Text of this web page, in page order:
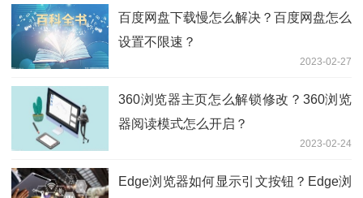
百度网盘下载慢怎么解决？百度网盘怎么
设置不限速？
2023-02-27
360浏览器主页怎么解锁修改？360浏览
器阅读模式怎么开启？
2023-02-24
Edge浏览器如何显示引文按钮？Edge浏